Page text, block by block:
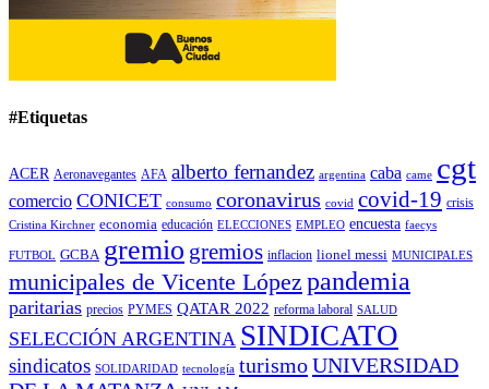
#Etiquetas
ACER Aeronavegantes AFA alberto fernandez argentina caba came cgt
comercio CONICET consumo coronavirus covid covid-19 crisis
Cristina Kirchner economia educación ELECCIONES EMPLEO encuesta faecys
FUTBOL GCBA gremio gremios inflacion lionel messi MUNICIPALES
municipales de Vicente López pandemia
paritarias precios PYMES QATAR 2022 reforma laboral SALUD
SELECCIÓN ARGENTINA SINDICATO
sindicatos SOLIDARIDAD tecnología turismoUNIVERSIDAD